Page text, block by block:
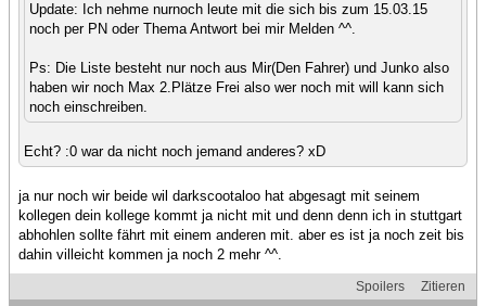
Update: Ich nehme nurnoch leute mit die sich bis zum 15.03.15
noch per PN oder Thema Antwort bei mir Melden ^^.
Ps: Die Liste besteht nur noch aus Mir(Den Fahrer) und Junko also
haben wir noch Max 2.Plätze Frei also wer noch mit will kann sich
noch einschreiben.
Echt? :0 war da nicht noch jemand anderes? xD
ja nur noch wir beide wil darkscootaloo hat abgesagt mit seinem
kollegen dein kollege kommt ja nicht mit und denn denn ich in stuttgart
abhohlen sollte fährt mit einem anderen mit. aber es ist ja noch zeit bis
dahin villeicht kommen ja noch 2 mehr ^^.
Spoilers
Zitieren